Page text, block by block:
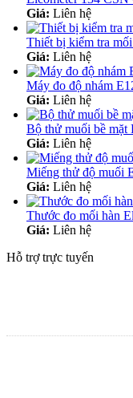
Giá: Liên hệ
Thiết bị kiểm tra
Giá: Liên hệ
Máy đo độ nhám
Giá: Liên hệ
Bộ thử muối bề mặt
Giá: Liên hệ
Miếng thử độ muối
Giá: Liên hệ
Thước đo mối hàn
Giá: Liên hệ
Hỗ trợ trực tuyến